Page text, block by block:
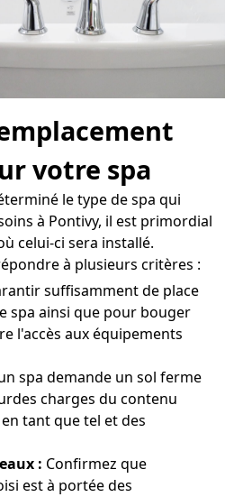
votre spa
le type de spa qui
à Pontivy, il est primordial
celui-ci sera installé.
à plusieurs critères :
suffisamment de place
spa ainsi que pour bouger
l'accès aux équipements
spa demande un sol ferme
charges du contenu
tant que tel et des
: Confirmez que
est à portée des